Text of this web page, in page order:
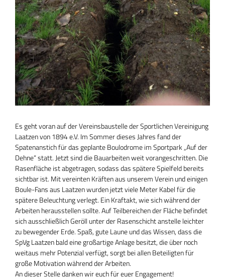
Es geht voran auf der Vereinsbaustelle der Sportlichen Vereinigung
Laatzen von 1894 e.V. Im Sommer dieses Jahres fand der
Spatenanstich für das geplante Boulodrome im Sportpark „Auf der
Dehne“ statt. Jetzt sind die Bauarbeiten weit vorangeschritten. Die
Rasenfläche ist abgetragen, sodass das spätere Spielfeld bereits
sichtbar ist. Mit vereinten Kräften aus unserem Verein und einigen
Boule-Fans aus Laatzen wurden jetzt viele Meter Kabel für die
spätere Beleuchtung verlegt. Ein Kraftakt, wie sich während der
Arbeiten herausstellen sollte. Auf Teilbereichen der Fläche befindet
sich ausschließlich Geröll unter der Rasenschicht anstelle leichter
zu bewegender Erde. Spaß, gute Laune und das Wissen, dass die
SpVg Laatzen bald eine großartige Anlage besitzt, die über noch
weitaus mehr Potenzial verfügt, sorgt bei allen Beteiligten für
große Motivation während der Arbeiten.
An dieser Stelle danken wir euch für euer Engagement!